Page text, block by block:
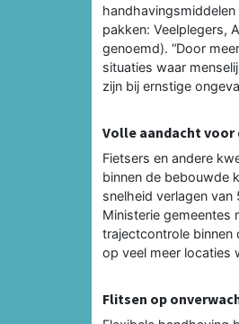
pakken: Veelplegers,
genoemd). “Door
situaties waar
zijn bij ernstige
Volle aandacht
Fietsers en andere
binnen de bebouwde
snelheid verlagen
Ministerie gemeentes
trajectcontrole binnen
op veel meer locaties
Flitsen op